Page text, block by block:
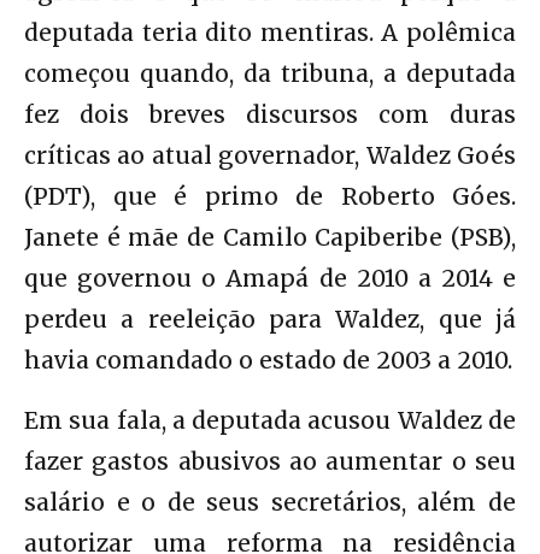
deputada teria dito mentiras. A polêmica
começou quando, da tribuna, a deputada
fez dois breves discursos com duras
críticas ao atual governador, Waldez Goés
(PDT), que é primo de Roberto Góes.
Janete é mãe de Camilo Capiberibe (PSB),
que governou o Amapá de 2010 a 2014 e
perdeu a reeleição para Waldez, que já
havia comandado o estado de 2003 a 2010.
Em sua fala, a deputada acusou Waldez de
fazer gastos abusivos ao aumentar o seu
salário e o de seus secretários, além de
autorizar uma reforma na residência